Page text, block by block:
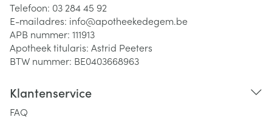
Telefoon: 03 284 45 92
E-mailadres: info@apotheekedegem.be
APB nummer: 111913
Apotheek titularis: Astrid Peeters
BTW nummer: BE0403668963
Klantenservice
FAQ